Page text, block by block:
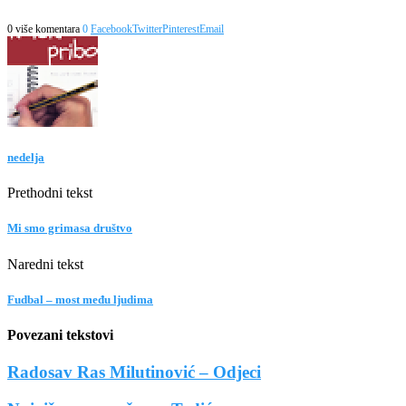
0 više komentara 0 FacebookTwitterPinterestEmail
nedelja
Prethodni tekst
Mi smo grimasa društvo
Naredni tekst
Fudbal – most među ljudima
Povezani tekstovi
Radosav Ras Milutinović – Odjeci